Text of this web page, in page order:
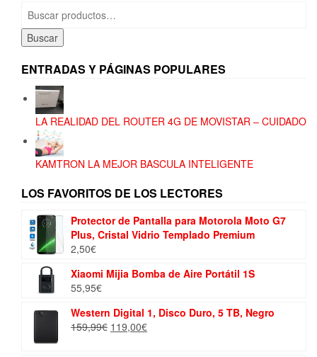
por:
Buscar
ENTRADAS Y PÁGINAS POPULARES
LA REALIDAD DEL ROUTER 4G DE MOVISTAR – CUIDADO
KAMTRON LA MEJOR BASCULA INTELIGENTE
LOS FAVORITOS DE LOS LECTORES
Protector de Pantalla para Motorola Moto G7
Plus, Cristal Vidrio Templado Premium
2,50€
Xiaomi Mijia Bomba de Aire Portátil 1S
55,95€
Western Digital 1, Disco Duro, 5 TB, Negro
159,99€ El
119,00€El